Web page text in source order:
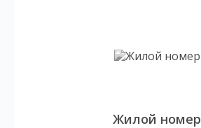
Жилой номер